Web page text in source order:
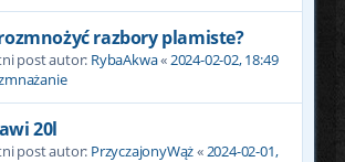
razbory plamiste?
post autor: RybaAkwa« 2024-02-02, 18:49
20l
post autor: PrzyczajonyWąż« 2024-02-01,